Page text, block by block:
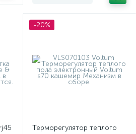
-20%
Терморегулятор теплого